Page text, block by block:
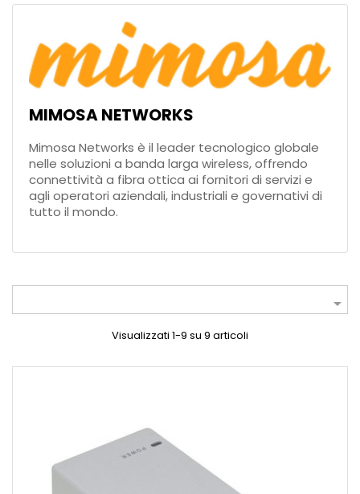
MIMOSA NETWORKS
Mimosa Networks è il leader tecnologico globale
nelle soluzioni a banda larga wireless, offrendo
connettività a fibra ottica ai fornitori di servizi e
agli operatori aziendali, industriali e governativi di
tutto il mondo.

Visualizzati 1-9 su 9 articoli